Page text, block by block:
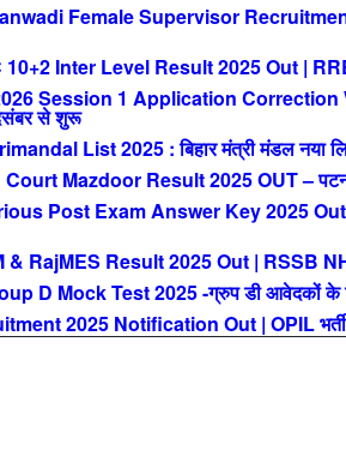
Female Supervisor
Inter Level Result 2025 Out |
Session 1 Application Correction
से शुरू
List 2025 : बिहार मंत्री मंडल नया
Mazdoor Result 2025 OUT – पटना
Post Exam Answer Key 2025 Out |
RajMES Result 2025 Out | RSSB
D Mock Test 2025 -ग्रुप डी आवेदकों के
2025 Notification Out | OPIL भर्ती